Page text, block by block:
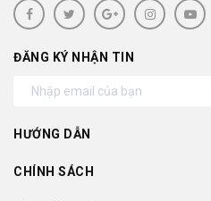
ĐĂNG KÝ NHẬN TIN
HƯỚNG DẪN
CHÍNH SÁCH